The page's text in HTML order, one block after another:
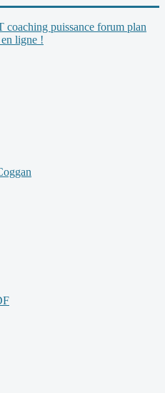
puissance forum plan
ligne !